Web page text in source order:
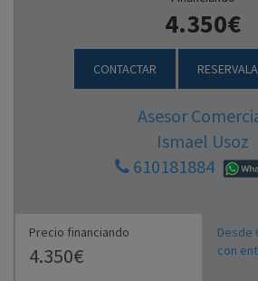
4.350€
CONTACTAR
Asesor
Ismael Usoz
610181884
Precio financiando
4.350€
Desde
con